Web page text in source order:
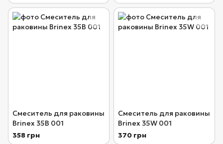
Смеситель для раковины
Brinex 35B 001
358 грн
Смеситель для раковины
Brinex 35W 001
370 грн